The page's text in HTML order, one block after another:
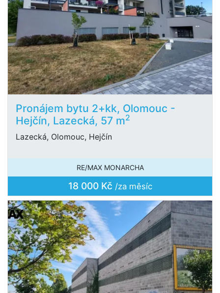
Pronájem bytu 2+kk, Olomouc -
Hejčín, Lazecká, 57 m2
Lazecká, Olomouc, Hejčín
RE/MAX MONARCHA
18 000 Kč /za měsíc